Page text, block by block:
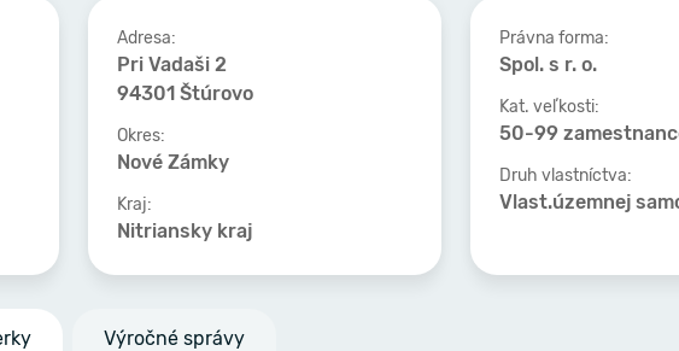
Adresa:
Pri Vadaši 2
94301 Štúrovo
Okres:
Nové Zámky
Kraj:
Nitriansky kraj
Právna forma:
Spol. s r. o.
Kat. veľkosti:
50-99
Druh vlastníctva:
Vlast.územnej
Výročné správy